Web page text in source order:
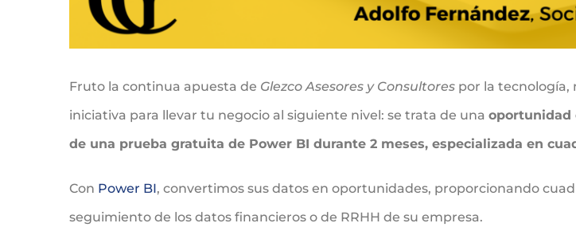
Fruto la continua apuesta de Glezco Asesores y Consultores por la tecnología,
iniciativa para llevar tu negocio al siguiente nivel: se trata de una oportunidad
de una prueba gratuita de Power BI durante 2 meses, especializada en
Con Power BI, convertimos sus datos en oportunidades, proporcionando
seguimiento de los datos financieros o de RRHH de su empresa.